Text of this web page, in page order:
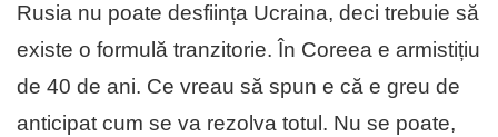
Rusia nu poate desființa Ucraina, deci trebuie să
existe o formulă tranzitorie. În Coreea e armistițiu
de 40 de ani. Ce vreau să spun e că e greu de
anticipat cum se va rezolva totul. Nu se poate,